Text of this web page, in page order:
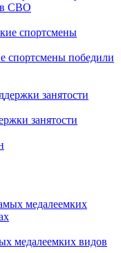
СВО
спортсмены победили
занятости
медалеемких видов